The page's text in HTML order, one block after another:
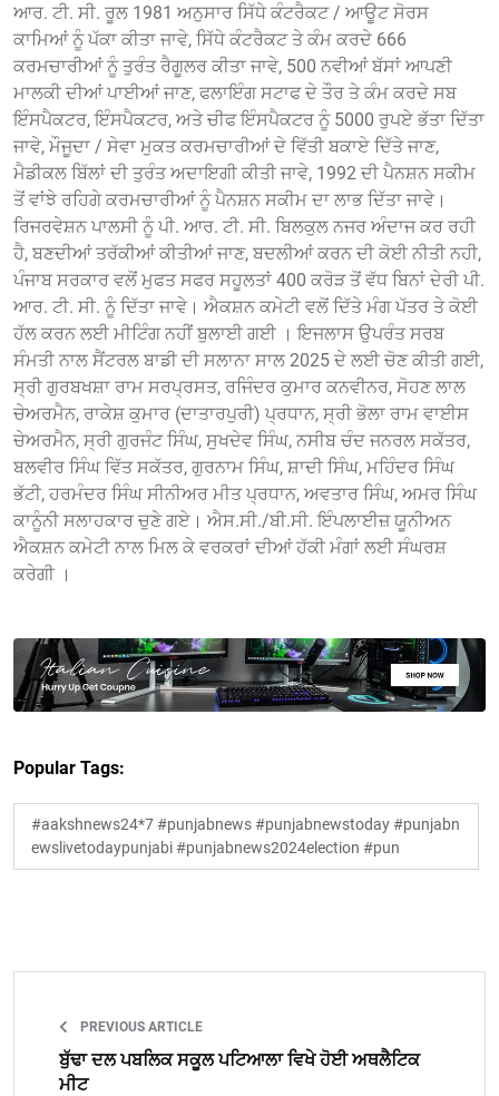
ਆਰ. ਟੀ. ਸੀ. ਰੂਲ 1981 ਅਨੁਸਾਰ ਸਿੱਧੇ ਕੰਟਰੈਕਟ / ਆਊਟ ਸੋਰਸ
ਕਾਮਿਆਂ ਨੂੰ ਪੱਕਾ ਕੀਤਾ ਜਾਵੇ, ਸਿੱਧੇ ਕੰਟਰੈਕਟ ਤੇ ਕੰਮ ਕਰਦੇ 666
ਕਰਮਚਾਰੀਆਂ ਨੂੰ ਤੁਰੰਤ ਰੈਗੂਲਰ ਕੀਤਾ ਜਾਵੇ, 500 ਨਵੀਆਂ ਬੱਸਾਂ ਆਪਣੀ
ਮਾਲਕੀ ਦੀਆਂ ਪਾਈਆਂ ਜਾਣ, ਫਲਾਇੰਗ ਸਟਾਫ ਦੇ ਤੌਰ ਤੇ ਕੰਮ ਕਰਦੇ ਸਬ
ਇੰਸਪੈਕਟਰ, ਇੰਸਪੈਕਟਰ, ਅਤੇ ਚੀਫ ਇੰਸਪੈਕਟਰ ਨੂੰ 5000 ਰੁਪਏ ਭੱਤਾ ਦਿੱਤਾ
ਜਾਵੇ, ਮੌਜੂਦਾ / ਸੇਵਾ ਮੁਕਤ ਕਰਮਚਾਰੀਆਂ ਦੇ ਵਿੱਤੀ ਬਕਾਏ ਦਿੱਤੇ ਜਾਣ,
ਮੈਡੀਕਲ ਬਿੱਲਾਂ ਦੀ ਤੁਰੰਤ ਅਦਾਇਗੀ ਕੀਤੀ ਜਾਵੇ, 1992 ਦੀ ਪੈਨਸ਼ਨ ਸਕੀਮ
ਤੋਂ ਵਾਂਝੇ ਰਹਿਗੇ ਕਰਮਚਾਰੀਆਂ ਨੂੰ ਪੈਨਸ਼ਨ ਸਕੀਮ ਦਾ ਲਾਭ ਦਿੱਤਾ ਜਾਵੇ।
ਰਿਜਰਵੇਸ਼ਨ ਪਾਲਸੀ ਨੂੰ ਪੀ. ਆਰ. ਟੀ. ਸੀ. ਬਿਲਕੁਲ ਨਜਰ ਅੰਦਾਜ ਕਰ ਰਹੀ
ਹੈ, ਬਣਦੀਆਂ ਤਰੱਕੀਆਂ ਕੀਤੀਆਂ ਜਾਣ, ਬਦਲੀਆਂ ਕਰਨ ਦੀ ਕੋਈ ਨੀਤੀ ਨਹੀ,
ਪੰਜਾਬ ਸਰਕਾਰ ਵਲੋਂ ਮੁਫਤ ਸਫਰ ਸਹੂਲਤਾਂ 400 ਕਰੋੜ ਤੋਂ ਵੱਧ ਬਿਨਾਂ ਦੇਰੀ ਪੀ.
ਆਰ. ਟੀ. ਸੀ. ਨੂੰ ਦਿੱਤਾ ਜਾਵੇ। ਐਕਸ਼ਨ ਕਮੇਟੀ ਵਲੋਂ ਦਿੱਤੇ ਮੰਗ ਪੱਤਰ ਤੇ ਕੋਈ
ਹੱਲ ਕਰਨ ਲਈ ਮੀਟਿੰਗ ਨਹੀਂ ਬੁਲਾਈ ਗਈ । ਇਜਲਾਸ ਉਪਰੰਤ ਸਰਬ
ਸੰਮਤੀ ਨਾਲ ਸੈਂਟਰਲ ਬਾਡੀ ਦੀ ਸਲਾਨਾ ਸਾਲ 2025 ਦੇ ਲਈ ਚੋਣ ਕੀਤੀ ਗਈ,
ਸ੍ਰੀ ਗੁਰਬਖਸ਼ਾ ਰਾਮ ਸਰਪ੍ਰਸਤ, ਰਜਿੰਦਰ ਕੁਮਾਰ ਕਨਵੀਨਰ, ਸੋਹਣ ਲਾਲ
ਚੇਅਰਮੈਨ, ਰਾਕੇਸ਼ ਕੁਮਾਰ (ਦਾਤਾਰਪੁਰੀ) ਪ੍ਰਧਾਨ, ਸ੍ਰੀ ਭੋਲਾ ਰਾਮ ਵਾਈਸ
ਚੇਅਰਮੈਨ, ਸ੍ਰੀ ਗੁਰਜੰਟ ਸਿੰਘ, ਸੁਖਦੇਵ ਸਿੰਘ, ਨਸੀਬ ਚੰਦ ਜਨਰਲ ਸਕੱਤਰ,
ਬਲਵੀਰ ਸਿੰਘ ਵਿੱਤ ਸਕੱਤਰ, ਗੁਰਨਾਮ ਸਿੰਘ, ਸ਼ਾਦੀ ਸਿੰਘ, ਮਹਿੰਦਰ ਸਿੰਘ
ਭੱਟੀ, ਹਰਮੰਦਰ ਸਿੰਘ ਸੀਨੀਅਰ ਮੀਤ ਪ੍ਰਧਾਨ, ਅਵਤਾਰ ਸਿੰਘ, ਅਮਰ ਸਿੰਘ
ਕਾਨੂੰਨੀ ਸਲਾਹਕਾਰ ਚੁਣੇ ਗਏ। ਐਸ.ਸੀ./ਬੀ.ਸੀ. ਇੰਪਲਾਈਜ਼ ਯੂਨੀਅਨ
ਐਕਸ਼ਨ ਕਮੇਟੀ ਨਾਲ ਮਿਲ ਕੇ ਵਰਕਰਾਂ ਦੀਆਂ ਹੱਕੀ ਮੰਗਾਂ ਲਈ ਸੰਘਰਸ਼
ਕਰੇਗੀ ।
Popular Tags:
#aakshnews24*7 #punjabnews #punjabnewstoday #punjabn
ewslivetodaypunjabi #punjabnews2024election #pun
PREVIOUS ARTICLE
ਬੁੱਢਾ ਦਲ ਪਬਲਿਕ ਸਕੂਲ ਪਟਿਆਲਾ ਵਿਖੇ ਹੋਈ ਅਥਲੈਟਿਕ
ਮੀਟ